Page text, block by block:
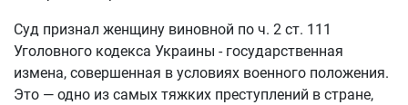
Суд признал женщину виновной по ч. 2 ст. 111
Уголовного кодекса Украины - государственная
измена, совершенная в условиях военного положения.
Это — одно из самых тяжких преступлений в стране,